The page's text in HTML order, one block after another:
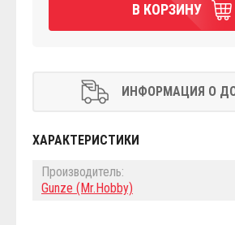
В КОРЗИНУ
ИНФОРМАЦИЯ О
ХАРАКТЕРИСТИКИ
Производитель:
Gunze (Mr.Hobby)